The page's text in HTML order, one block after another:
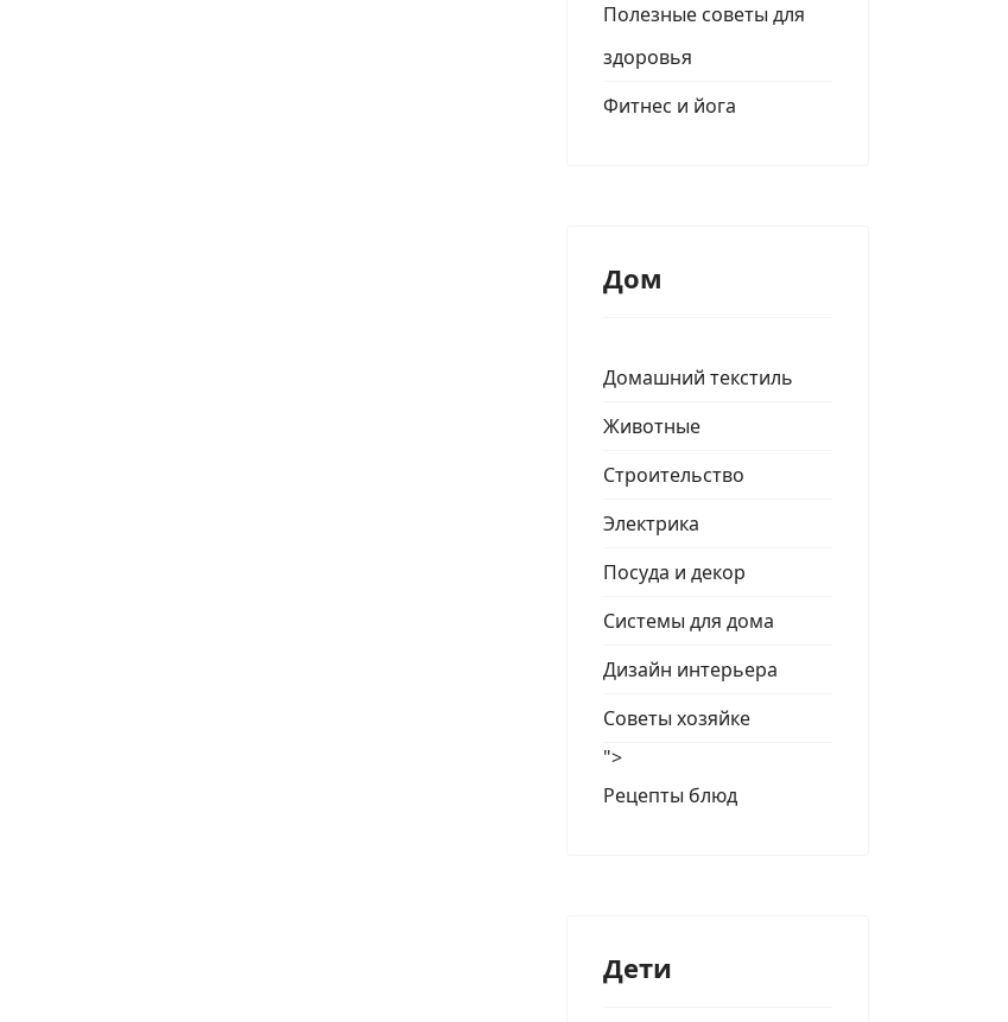
Полезные советы для
здоровья
Фитнес и йога
Дом
Домашний текстиль
Животные
Строительство
Электрика
Посуда и декор
Системы для дома
Дизайн интерьера
Советы хозяйке
">
Рецепты блюд
Дети